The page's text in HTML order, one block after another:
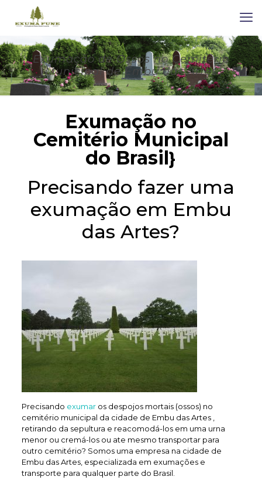
Exumação de Ossos no Cemitério
Municipal de Embu das Artes
Exumação no
Cemitério Municipal
do Brasil}
Precisando fazer uma
exumação em Embu
das Artes?
Precisando exumaros despojos mortais (ossos) no
cemitério municipal da cidade de Embu das Artes ,
retirando da sepultura e reacomodá-los em uma urna
menor ou cremá-los ou ate mesmo transportar para
outro cemitério? Somos uma empresa na cidade de
Embu das Artes, especializada em exumações e
transporte para qualquer parte do Brasil.